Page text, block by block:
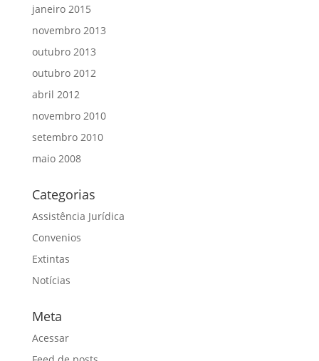
janeiro 2015
novembro 2013
outubro 2013
outubro 2012
abril 2012
novembro 2010
setembro 2010
maio 2008
Categorias
Assistência Jurídica
Convenios
Extintas
Notícias
Meta
Acessar